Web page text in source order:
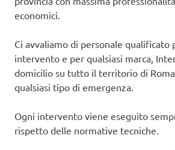
economici.
Ci avvaliamo di personale qualificato
intervento e per qualsiasi marca,
domicilio su tutto il territorio di
qualsiasi tipo di emergenza.
Ogni intervento viene eseguito
rispetto delle normative tecniche.